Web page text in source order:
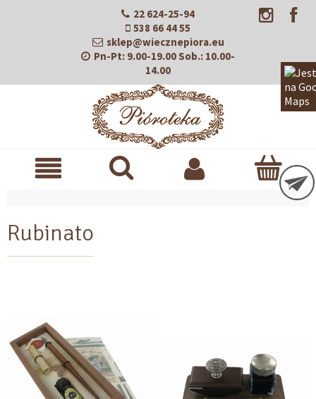
22 624-25-94
538 66 44 55
sklep@wiecznepiora.eu
Pn-Pt: 9.00-19.00Sob.: 10.00-
14.00
Rubinato